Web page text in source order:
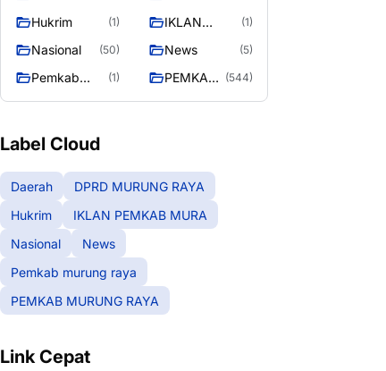
RAYA
Hukrim (1)
IKLAN
MURA
(1)
Nasional (50) News (5)
Pemkab
(1)
PEMKAB
(544)
Label Cloud
Daerah
DPRD MURUNG RAYA
Hukrim
IKLAN PEMKAB MURA
Nasional
News
Pemkab murung raya
PEMKAB MURUNG RAYA
Link Cepat